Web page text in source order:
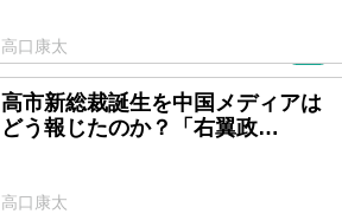
高口康太
高市新総裁誕生を中国メディアは
どう報じたのか？「右翼政…
高口康太